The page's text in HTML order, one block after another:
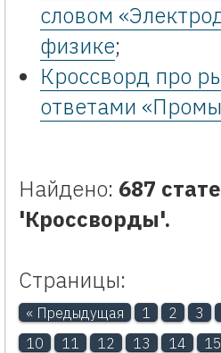
словом
физике;
Кроссворд про
ответами
Найдено: 687
'Кроссворды'.
Страницы:
« Предыдущая 1 2 3
10
11 12 13 14 15